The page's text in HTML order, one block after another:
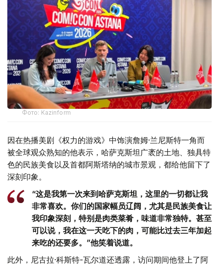
Фото: Kazinform
因在热播美剧《权力的游戏》中饰演詹姆·兰尼斯特一角而
被全球观众熟知的他表示，哈萨克斯坦广袤的土地、独具特
色的民族美食以及首都阿斯塔纳的城市景观，都给他留下了
深刻印象。
“这是我第一次来到哈萨克斯坦，这里的一切都让我
非常喜欢。你们的国家幅员辽阔，尤其是民族美食让
我印象深刻，特别是肉类菜肴，味道非常独特。甚至
可以说，我在这一天吃下的肉，可能比过去三年加起
来吃的还要多。”他笑着说道。
此外，尼古拉·科斯特-瓦尔道还透露，访问期间他登上了阿